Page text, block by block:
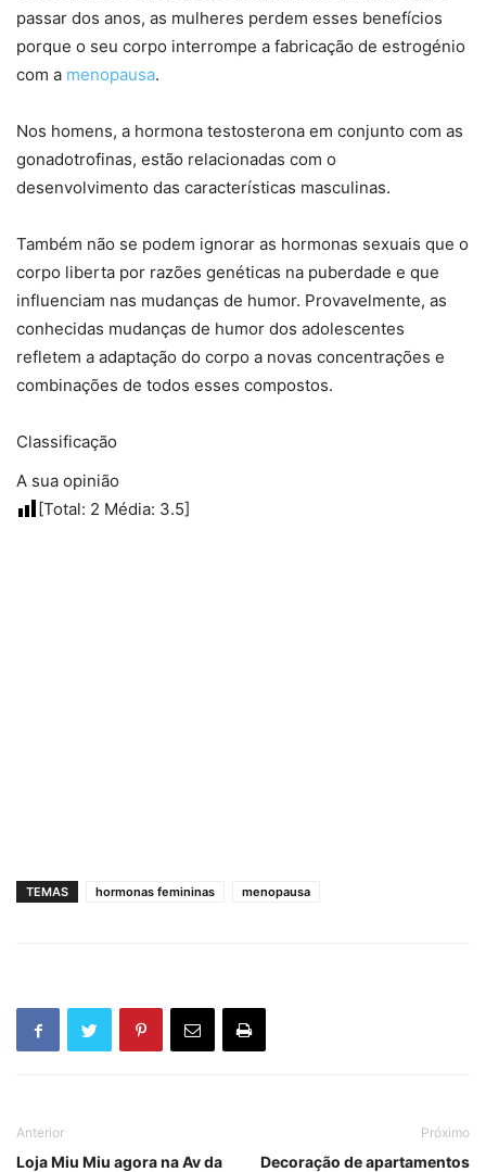
passar dos anos, as mulheres perdem esses benefícios
porque o seu corpo interrompe a fabricação de estrogénio
com a menopausa.
Nos homens, a hormona testosterona em conjunto com as
gonadotrofinas, estão relacionadas com o
desenvolvimento das características masculinas.
Também não se podem ignorar as hormonas sexuais que o
corpo liberta por razões genéticas na puberdade e que
influenciam nas mudanças de humor. Provavelmente, as
conhecidas mudanças de humor dos adolescentes
refletem a adaptação do corpo a novas concentrações e
combinações de todos esses compostos.
Classificação
A sua opinião
[Total: 2 Média: 3.5]
TEMAS hormonas femininas menopausa
Anterior
Loja Miu Miu agora na Av da
Próximo
Decoração de apartamentos